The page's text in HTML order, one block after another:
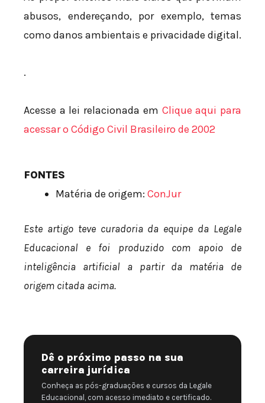
abusos, endereçando, por exemplo, temas
como danos ambientais e privacidade digital.
.
Acesse a lei relacionada em Clique aqui para
acessar o Código Civil Brasileiro de 2002
FONTES
Matéria de origem: ConJur
Este artigo teve curadoria da equipe da Legale
Educacional e foi produzido com apoio de
inteligência artificial a partir da matéria de
origem citada acima.
Dê o próximo passo na sua
carreira jurídica
Conheça as pós-graduações e cursos da Legale
Educacional, com acesso imediato e certificado.